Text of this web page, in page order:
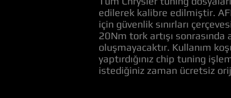
edilerek kalibre edilmiştir.
için güvenlik sınırları
20Nm tork artışı
oluşmayacaktır. Kullanım
yaptırdığınız chip tuning
istediğiniz zaman ücretsiz